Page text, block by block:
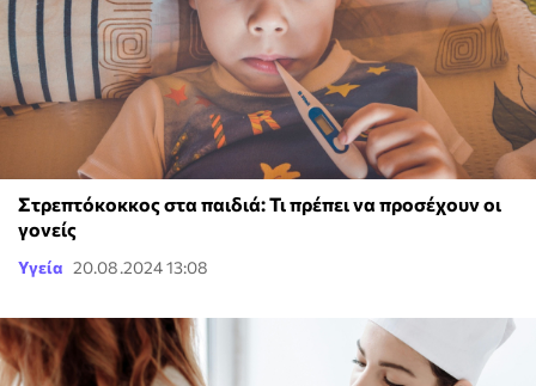
Στρεπτόκοκκος στα παιδιά: Τι πρέπει να προσέχουν οι
γονείς
Υγεία 20.08.2024 13:08